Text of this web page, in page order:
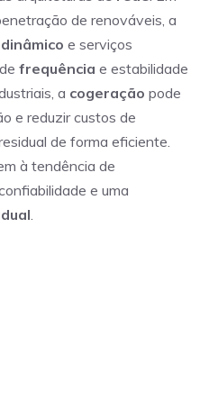
de renováveis, a
dinâmico e serviços
frequência e estabilidade
a cogeração pode
e reduzir custos de
de forma eficiente.
à tendência de
e uma